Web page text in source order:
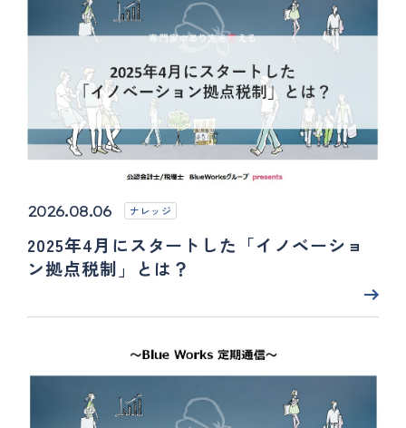
2026.08.06 ナレッジ
2025年4月にスタートした「イノベーショ
ン拠点税制」とは？